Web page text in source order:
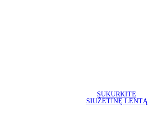
SUKURKITE
SIUŽETINĘ LENTĄ